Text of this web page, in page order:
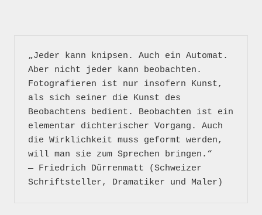
„Jeder kann knipsen. Auch ein Automat.
Aber nicht jeder kann beobachten.
Fotografieren ist nur insofern Kunst,
als sich seiner die Kunst des
Beobachtens bedient. Beobachten ist ein
elementar dichterischer Vorgang. Auch
die Wirklichkeit muss geformt werden,
will man sie zum Sprechen bringen.“
― Friedrich Dürrenmatt (Schweizer